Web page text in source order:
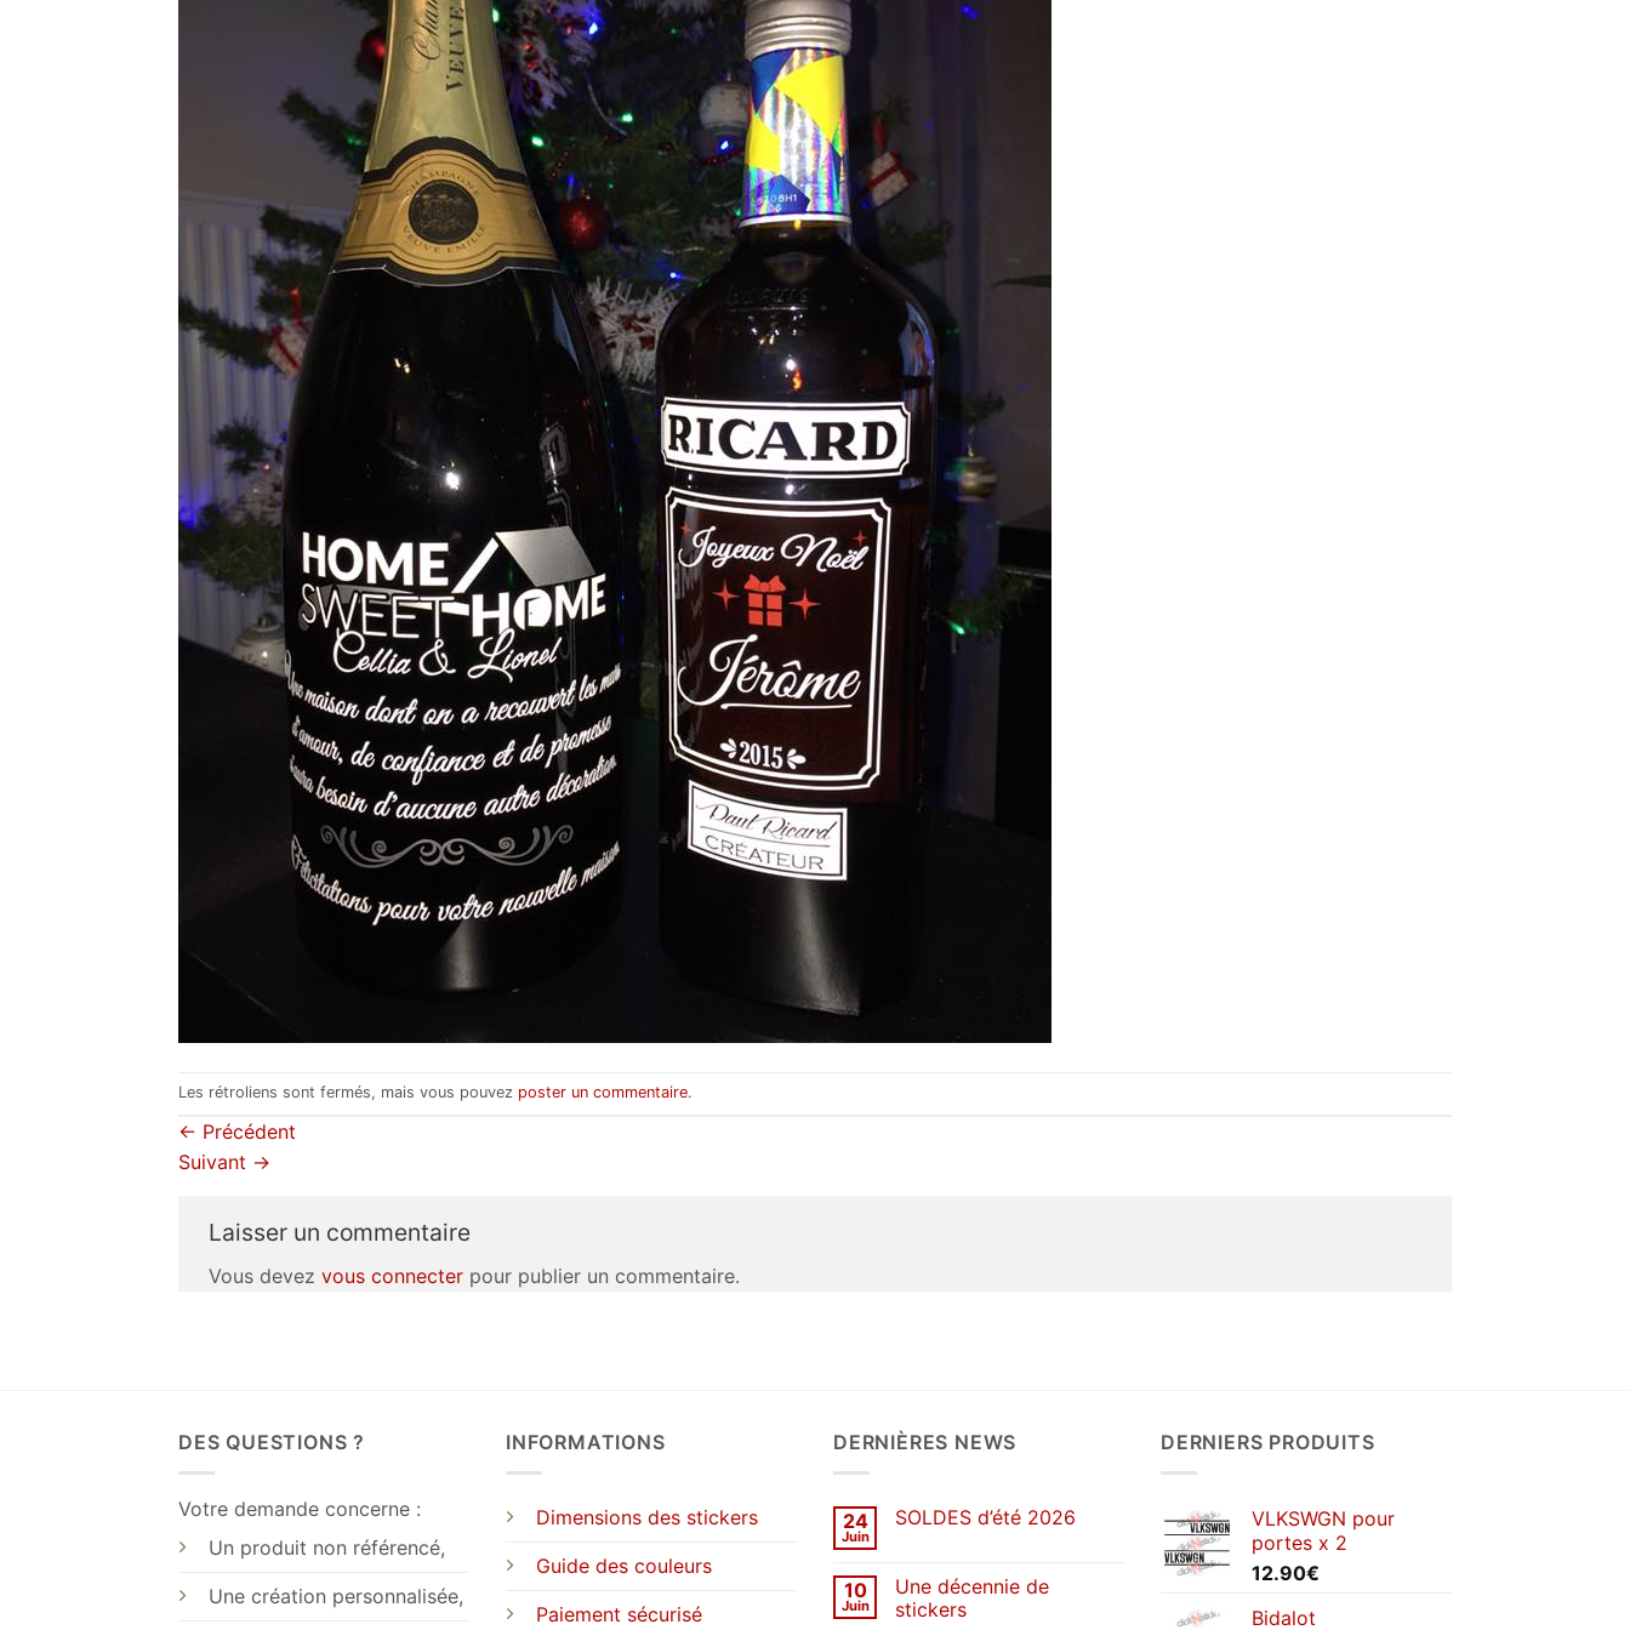
Les rétroliens sont fermés, mais vous pouvez poster un commentaire.
← Précédent
Suivant →
Laisser un commentaire
Vous devez vous connecter pour publier un commentaire.
DES QUESTIONS ?
Votre demande concerne :
Un produit non référencé,
Une création personnalisée,
INFORMATIONS
Dimensions des stickers
Guide des couleurs
Paiement sécurisé
DERNIÈRES NEWS
24
Juin
SOLDES d’été 2026
SOLDES
d’été
2026
10
Juin
Une décennie de
stickers
DERNIERS PRODUITS
VLKSWGN pour
portes x 2
12.90€
Bidalot